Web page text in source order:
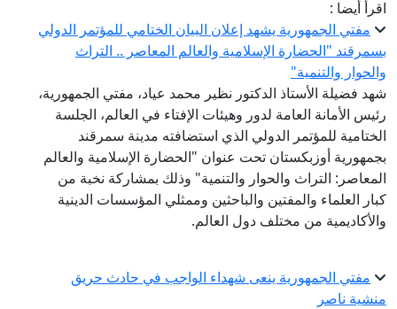
اقرأ أيضا :
مفتي الجمهورية يشهد إعلان البيان الختامي للمؤتمر الدولي
بسمرقند "الحضارة الإسلامية والعالم المعاصر .. التراث
والحوار والتنمية"
شهد فضيلة الأستاذ الدكتور نظير محمد عياد، مفتي الجمهورية،
رئيس الأمانة العامة لدور وهيئات الإفتاء في العالم، الجلسة
الختامية للمؤتمر الدولي الذي استضافته مدينة سمرقند
بجمهورية أوزبكستان تحت عنوان "الحضارة الإسلامية والعالم
المعاصر: التراث والحوار والتنمية" وذلك بمشاركة نخبة من
كبار العلماء والمفتين والباحثين وممثلي المؤسسات الدينية
والأكاديمية من مختلف دول العالم.
مفتي الجمهورية ينعى شهداء الواجب في حادث حريق
منشية ناصر